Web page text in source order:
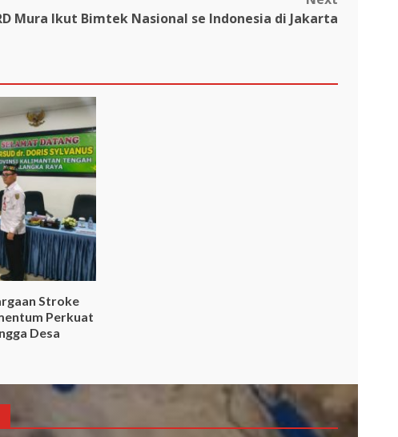
Mura Ikut Bimtek Nasional se Indonesia di Jakarta
Stroke
Perkuat
Desa